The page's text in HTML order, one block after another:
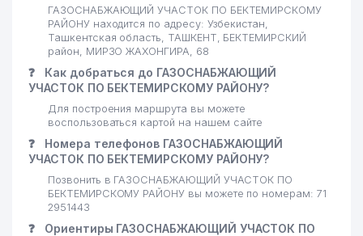
ГАЗОСНАБЖАЮЩИЙ УЧАСТОК ПО БЕКТЕМИРСКОМУ
РАЙОНУ находится по адресу: Узбекистан,
Ташкентская область, ТАШКЕНТ, БЕКТЕМИРСКИЙ
район, МИРЗО ЖАХОНГИРА, 68
❓
Как добраться до ГАЗОСНАБЖАЮЩИЙ
УЧАСТОК ПО БЕКТЕМИРСКОМУ РАЙОНУ?
Для построения маршрута вы можете
воспользоваться картой на нашем сайте
❓
Номера телефонов ГАЗОСНАБЖАЮЩИЙ
УЧАСТОК ПО БЕКТЕМИРСКОМУ РАЙОНУ?
Позвонить в ГАЗОСНАБЖАЮЩИЙ УЧАСТОК ПО
БЕКТЕМИРСКОМУ РАЙОНУ вы можете по номерам: 71
2951443
❓
Ориентиры ГАЗОСНАБЖАЮЩИЙ УЧАСТОК ПО